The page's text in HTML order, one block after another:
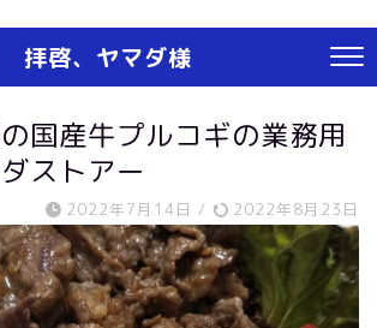
拝啓、ヤマダ様
国産牛プルコギの業務用
ストアー
2022年7月14日 / 2022年8月23日